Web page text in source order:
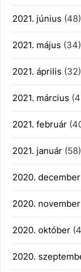
2021. június (48)
2021. május (34)
2021. április (32)
2021. március
2021. február
2021. január (58)
2020. december
2020. november
2020. október
2020.